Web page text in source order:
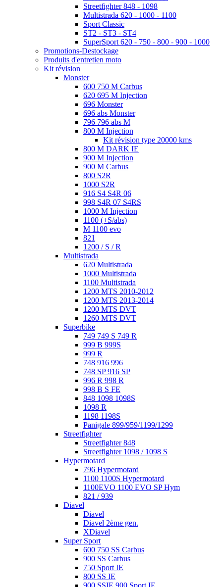
Streetfighter 848 - 1098
Multistrada 620 - 1000 - 1100
Sport Classic
ST2 - ST3 - ST4
SuperSport 620 - 750 - 800 - 900 - 1000
Promotions-Destockage
Produits d'entretien moto
Kit révision
Monster
600 750 M Carbus
620 695 M Injection
696 Monster
696 abs Monster
796 796 abs M
800 M Injection
Kit révision type 20000 kms
800 M DARK IE
900 M Injection
900 M Carbus
800 S2R
1000 S2R
916 S4 S4R 06
998 S4R 07 S4RS
1000 M Injection
1100 (+S/abs)
M 1100 evo
821
1200 / S / R
Multistrada
620 Multistrada
1000 Multistrada
1100 Multistrada
1200 MTS 2010-2012
1200 MTS 2013-2014
1200 MTS DVT
1260 MTS DVT
Superbike
749 749 S 749 R
999 B 999S
999 R
748 916 996
748 SP 916 SP
996 R 998 R
998 B S FE
848 1098 1098S
1098 R
1198 1198S
Panigale 899/959/1199/1299
Streetfighter
Streetfighter 848
Streetfighter 1098 / 1098 S
Hypermotard
796 Hypermotard
1100 1100S Hypermotard
1100EVO 1100 EVO SP Hym
821 / 939
Diavel
Diavel
Diavel 2ème gen.
XDiavel
Super Sport
600 750 SS Carbus
900 SS Carbus
750 Sport IE
800 SS IE
900 SSIE 900 Sport IE